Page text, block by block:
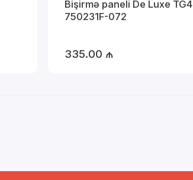
Bişirmə paneli De Luxe TG4
750231F-072
335.00 ₼